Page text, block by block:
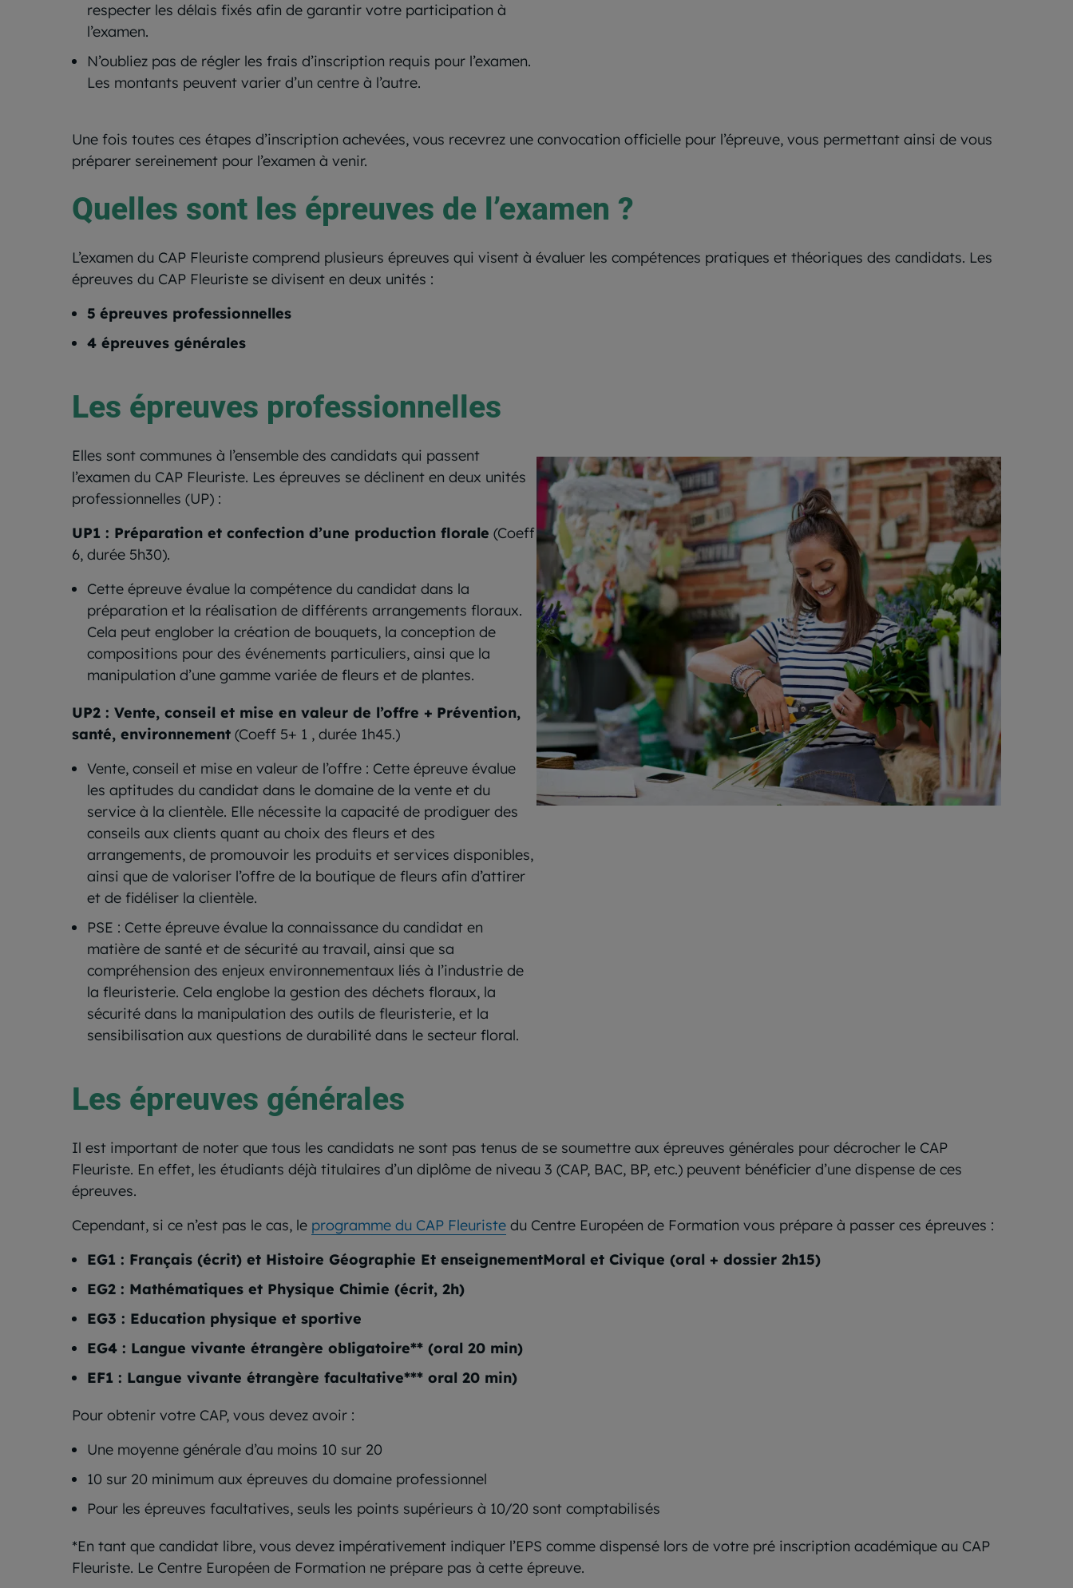
respecter les délais fixés afin de garantir votre participation à
l’examen.
N’oubliez pas de régler les frais d’inscription requis pour l’examen.
Les montants peuvent varier d’un centre à l’autre.
Une fois toutes ces étapes d’inscription achevées, vous recevrez une convocation officielle pour l’épreuve, vous permettant ainsi de vous
préparer sereinement pour l’examen à venir.
Quelles sont les épreuves de l’examen ?
L’examen du CAP Fleuriste comprend plusieurs épreuves qui visent à évaluer les compétences pratiques et théoriques des candidats. Les
épreuves du CAP Fleuriste se divisent en deux unités :
5 épreuves professionnelles
4 épreuves générales
Les épreuves professionnelles
Elles sont communes à l’ensemble des candidats qui passent
l’examen du CAP Fleuriste. Les épreuves se déclinent en deux unités
professionnelles (UP) :
UP1 : Préparation et confection d’une production florale (Coeff
6, durée 5h30).
Cette épreuve évalue la compétence du candidat dans la
préparation et la réalisation de différents arrangements floraux.
Cela peut englober la création de bouquets, la conception de
compositions pour des événements particuliers, ainsi que la
manipulation d’une gamme variée de fleurs et de plantes.
UP2 : Vente, conseil et mise en valeur de l’offre + Prévention,
santé, environnement (Coeff 5+ 1 , durée 1h45.)
Vente, conseil et mise en valeur de l’offre : Cette épreuve évalue
les aptitudes du candidat dans le domaine de la vente et du
service à la clientèle. Elle nécessite la capacité de prodiguer des
conseils aux clients quant au choix des fleurs et des
arrangements, de promouvoir les produits et services disponibles,
ainsi que de valoriser l’offre de la boutique de fleurs afin d’attirer
et de fidéliser la clientèle.
PSE : Cette épreuve évalue la connaissance du candidat en
matière de santé et de sécurité au travail, ainsi que sa
compréhension des enjeux environnementaux liés à l’industrie de
la fleuristerie. Cela englobe la gestion des déchets floraux, la
sécurité dans la manipulation des outils de fleuristerie, et la
sensibilisation aux questions de durabilité dans le secteur floral.
Les épreuves générales
Il est important de noter que tous les candidats ne sont pas tenus de se soumettre aux épreuves générales pour décrocher le CAP
Fleuriste. En effet, les étudiants déjà titulaires d’un diplôme de niveau 3 (CAP, BAC, BP, etc.) peuvent bénéficier d’une dispense de ces
épreuves.
Cependant, si ce n’est pas le cas, le programme du CAP Fleuriste du Centre Européen de Formation vous prépare à passer ces épreuves :
EG1 : Français (écrit) et Histoire Géographie Et enseignementMoral et Civique (oral + dossier 2h15)
EG2 : Mathématiques et Physique Chimie (écrit, 2h)
EG3 : Education physique et sportive
EG4 : Langue vivante étrangère obligatoire** (oral 20 min)
EF1 : Langue vivante étrangère facultative*** oral 20 min)
Pour obtenir votre CAP, vous devez avoir :
Une moyenne générale d’au moins 10 sur 20
10 sur 20 minimum aux épreuves du domaine professionnel
Pour les épreuves facultatives, seuls les points supérieurs à 10/20 sont comptabilisés
*En tant que candidat libre, vous devez impérativement indiquer l’EPS comme dispensé lors de votre pré inscription académique au CAP
Fleuriste. Le Centre Européen de Formation ne prépare pas à cette épreuve.